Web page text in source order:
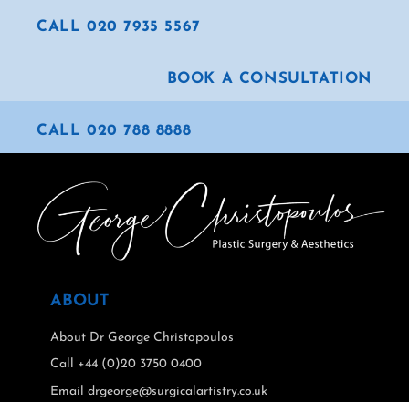
CALL 020 7935 5567
BOOK A CONSULTATION
CALL 020 788 8888
ABOUT
About Dr George Christopoulos
Call +44 (0)20 3750 0400
Email drgeorge@surgicalartistry.co.uk